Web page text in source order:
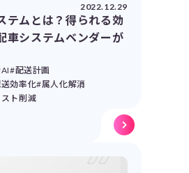
2022.12.29
テムとは？得られる効
車システムベンダーが
#配送計画
効率化#属人化解消
ト削減